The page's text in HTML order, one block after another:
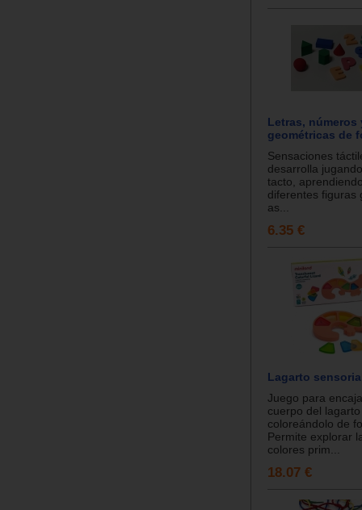
Letras, números
geométricas de
Sensaciones
desarrolla
tacto,
diferentes figuras
as...
6.35 €
Lagarto
Juego para
cuerpo del
coloreándolo de
Permite explorar
colores prim...
18.07 €